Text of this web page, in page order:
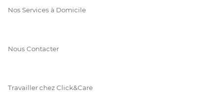
Nos Services à Domicile
Nous Contacter
Travailler chez Click&Care